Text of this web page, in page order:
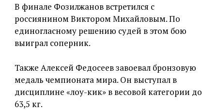
В финале Фозилжанов встретился с
россиянином Виктором Михайловым. По
единогласному решению судей в этом бою
выиграл соперник.
Также Алексей Федосеев завоевал бронзовую
медаль чемпионата мира. Он выступал в
дисциплине «лоу-кик» в весовой категории до
63,5 кг.